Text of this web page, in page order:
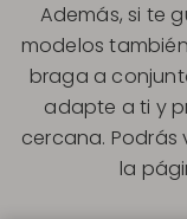
Además, si te
modelos
braga a
adapte a ti y
cercana. Podrás
la